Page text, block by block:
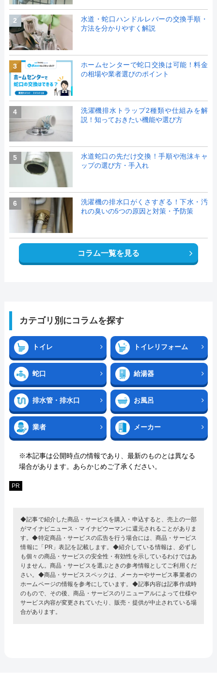
2
水道・蛇口ハンドルレバーの交換手順・
方法を分かりやすく解説
3
ホームセンターで蛇口交換は可能！料金
の相場や業者選びのポイント
4
洗濯機排水トラップ2種類や仕組みを解
説！知っておきたい機能や選び方
5
水道蛇口の先だけ交換！手順や泡沫キャ
ップの選び方・手入れ
6
洗濯機の排水口がくさすぎる！下水・汚
れの臭いの5つの原因と対策・予防策
コラム一覧を見る
カテゴリ別にコラムを探す
トイレ トイレリフォーム
蛇口 給湯器
排水管・排水口 お風呂
業者 メーカー
※本記事は公開時点の情報であり、最新のものとは異なる
場合があります。あらかじめご了承ください。
PR
◆記事で紹介した商品・サービスを購入・申込すると、売上の一部
がマイナビニュース・マイナビウーマンに還元されることがありま
す。◆特定商品・サービスの広告を行う場合には、商品・サービス
情報に「PR」表記を記載します。◆紹介している情報は、必ずし
も個々の商品・サービスの安全性・有効性を示しているわけではあ
りません。商品・サービスを選ぶときの参考情報としてご利用くだ
さい。◆商品・サービススペックは、メーカーやサービス事業者の
ホームページの情報を参考にしています。◆記事内容は記事作成時
のもので、その後、商品・サービスのリニューアルによって仕様や
サービス内容が変更されていたり、販売・提供が中止されている場
合があります。